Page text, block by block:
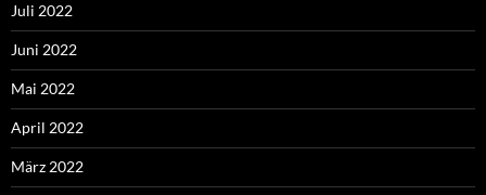
Juli 2022
Juni 2022
Mai 2022
April 2022
März 2022